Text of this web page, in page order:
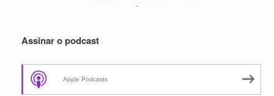
.
Assinar o podcast
Apple Podcasts